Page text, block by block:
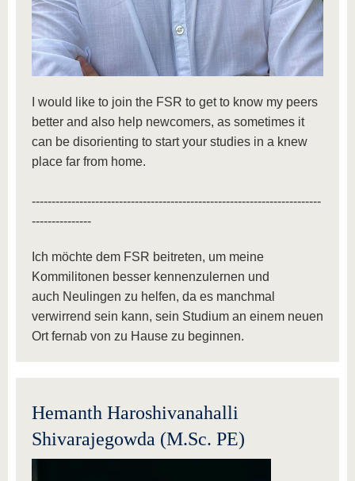
I would like to join the FSR to get to know my peers
better and also help newcomers, as sometimes it
can be disorienting to start your studies in a knew
place far from home.
-------------------------------------------------------------------------
---------------
Ich möchte dem FSR beitreten, um meine
Kommilitonen besser kennenzulernen und
auch Neulingen zu helfen, da es manchmal
verwirrend sein kann, sein Studium an einem neuen
Ort fernab von zu Hause zu beginnen.
Hemanth Haroshivanahalli
Shivarajegowda (M.Sc. PE)